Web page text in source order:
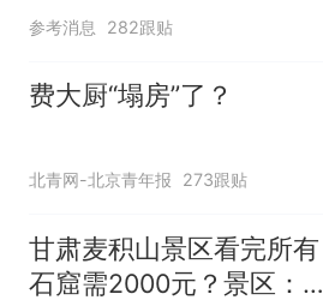
参考消息 282跟贴
费大厨“塌房”了？
北青网-北京青年报 273跟贴
甘肃麦积山景区看完所有
石窟需2000元？景区：部